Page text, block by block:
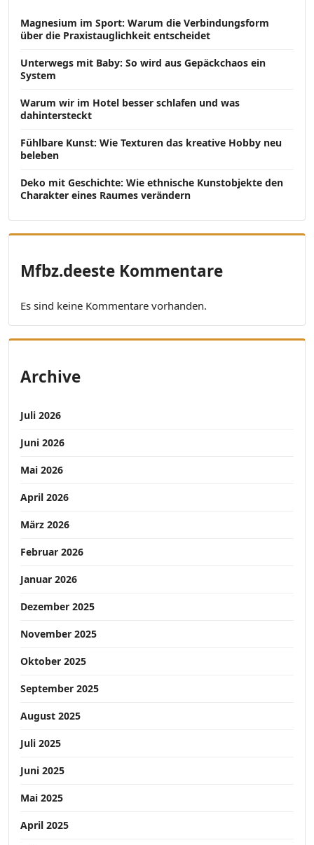
Magnesium im Sport: Warum die Verbindungsform
über die Praxistauglichkeit entscheidet
Unterwegs mit Baby: So wird aus Gepäckchaos ein
System
Warum wir im Hotel besser schlafen und was
dahintersteckt
Fühlbare Kunst: Wie Texturen das kreative Hobby neu
beleben
Deko mit Geschichte: Wie ethnische Kunstobjekte den
Charakter eines Raumes verändern
Mfbz.deeste Kommentare
Es sind keine Kommentare vorhanden.
Archive
Juli 2026
Juni 2026
Mai 2026
April 2026
März 2026
Februar 2026
Januar 2026
Dezember 2025
November 2025
Oktober 2025
September 2025
August 2025
Juli 2025
Juni 2025
Mai 2025
April 2025